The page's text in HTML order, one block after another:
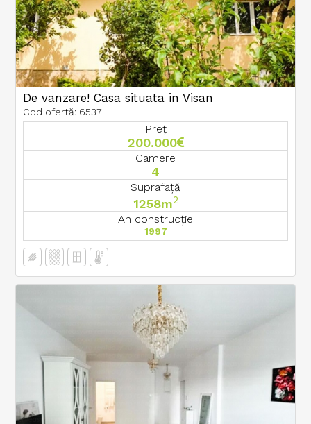
De vanzare! Casa situata in Visan
Cod ofertă: 6537
Preț
200.000
Camere
4
Suprafață
1258m2
An construcție
1997